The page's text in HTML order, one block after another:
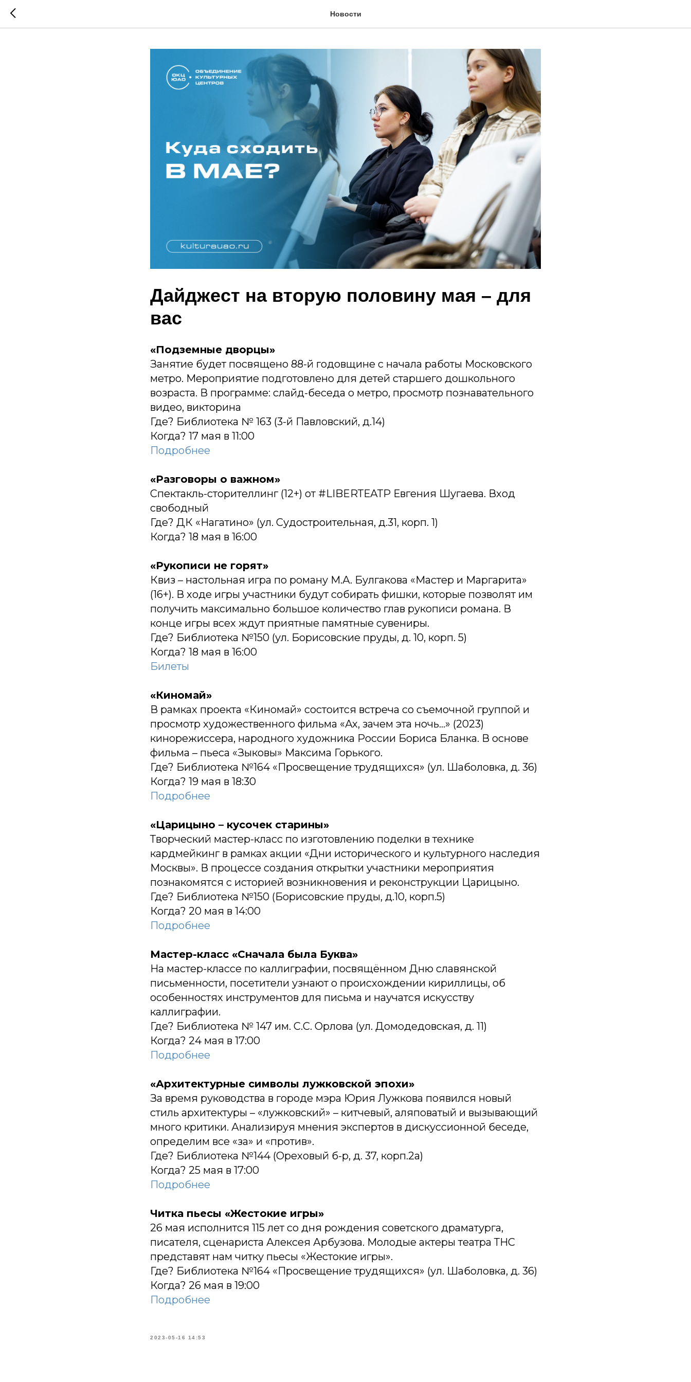
Новости
Дайджест на вторую половину мая – для
вас
«Подземные дворцы»
Занятие будет посвящено 88-й годовщине с начала работы Московского
метро. Мероприятие подготовлено для детей старшего дошкольного
возраста. В программе: слайд-беседа о метро, просмотр познавательного
видео, викторина
Где? Библиотека № 163 (3-й Павловский, д.14)
Когда? 17 мая в 11:00
Подробнее
«Разговоры о важном»
Спектакль-сторителлинг (12+) от #LIBERТЕАТР Евгения Шугаева. Вход
свободный
Где? ДК «Нагатино» (ул. Судостроительная, д.31, корп. 1)
Когда? 18 мая в 16:00
«Рукописи не горят»
Квиз – настольная игра по роману М.А. Булгакова «Мастер и Маргарита»
(16+). В ходе игры участники будут собирать фишки, которые позволят им
получить максимально большое количество глав рукописи романа. В
конце игры всех ждут приятные памятные сувениры.
Где? Библиотека №150 (ул. Борисовские пруды, д. 10, корп. 5)
Когда? 18 мая в 16:00
Билеты
«Киномай»
В рамках проекта «Киномай» состоится встреча со съемочной группой и
просмотр художественного фильма «Ах, зачем эта ночь…» (2023)
кинорежиссера, народного художника России Бориса Бланка. В основе
фильма – пьеса «Зыковы» Максима Горького.
Где? Библиотека №164 «Просвещение трудящихся» (ул. Шаболовка, д. 36)
Когда? 19 мая в 18:30
Подробнее
«Царицыно – кусочек старины»
Творческий мастер-класс по изготовлению поделки в технике
кардмейкинг в рамках акции «Дни исторического и культурного наследия
Москвы». В процессе создания открытки участники мероприятия
познакомятся с историей возникновения и реконструкции Царицыно.
Где? Библиотека №150 (Борисовские пруды, д.10, корп.5)
Когда? 20 мая в 14:00
Подробнее
Мастер-класс «Сначала была Буква»
На мастер-классе по каллиграфии, посвящённом Дню славянской
письменности, посетители узнают о происхождении кириллицы, об
особенностях инструментов для письма и научатся искусству
каллиграфии.
Где? Библиотека № 147 им. С.С. Орлова (ул. Домодедовская, д. 11)
Когда? 24 мая в 17:00
Подробнее
«Архитектурные символы лужковской эпохи»
За время руководства в городе мэра Юрия Лужкова появился новый
стиль архитектуры – «лужковский» – китчевый, аляповатый и вызывающий
много критики. Анализируя мнения экспертов в дискуссионной беседе,
определим все «за» и «против».
Где? Библиотека №144 (Ореховый б-р, д. 37, корп.2а)
Когда? 25 мая в 17:00
Подробнее
Читка пьесы «Жестокие игры»
26 мая исполнится 115 лет со дня рождения советского драматурга,
писателя, сценариста Алексея Арбузова. Молодые актеры театра ТНС
представят нам читку пьесы «Жестокие игры».
Где? Библиотека №164 «Просвещение трудящихся» (ул. Шаболовка, д. 36)
Когда? 26 мая в 19:00
Подробнее
2023-05-16 14:53